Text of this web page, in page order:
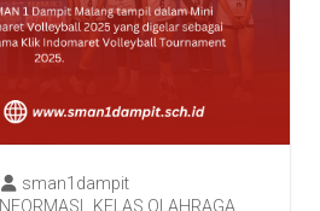
sman1dampit
INFORMASI
KELAS OLAHRAGA